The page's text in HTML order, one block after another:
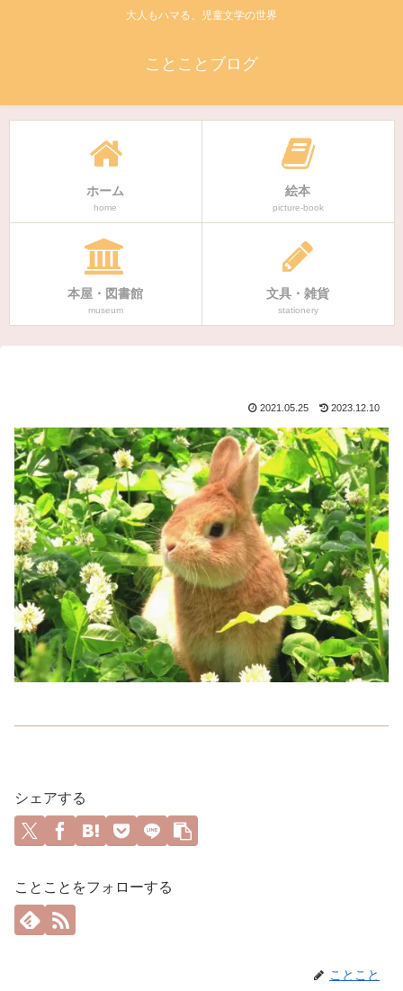
大人もハマる、児童文学の世界
ことことブログ
ホーム
home
絵本
picture-book
本屋・図書館
museum
文具・雑貨
stationery
2021.05.25 2023.12.10
シェアする
ことことをフォローする
ことこと